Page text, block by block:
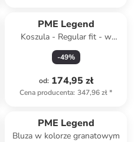
PME Legend
Koszula - Regular fit - w
kolorze beżowym
-49%
od: 174,95 zł
Cena producenta: 347,96 zł*
PME Legend
Bluza w kolorze granatowym